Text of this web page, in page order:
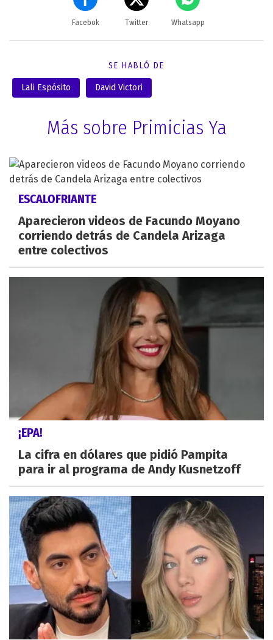
Facebok Twitter Whatsapp
SE HABLÓ DE
Lali Espósito David Victori
Más sobre Primicias Ya
ESCALOFRIANTE
Aparecieron videos de Facundo Moyano
corriendo detrás de Candela Arizaga
entre colectivos
¡EPA!
La cifra en dólares que pidió Pampita
para ir al programa de Andy Kusnetzoff